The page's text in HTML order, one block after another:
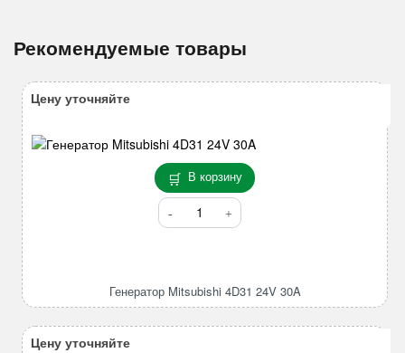
Рекомендуемые товары
В корзину
Количество
товара
24V
Генератор Mitsubishi 4D31 24V 30A
Цену уточняйте
Цену уточняйте